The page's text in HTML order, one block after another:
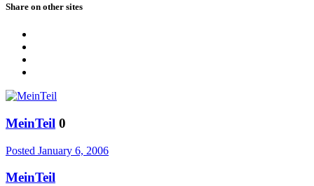
Share on other sites
MeinTeil 0
Posted January 6, 2006
MeinTeil